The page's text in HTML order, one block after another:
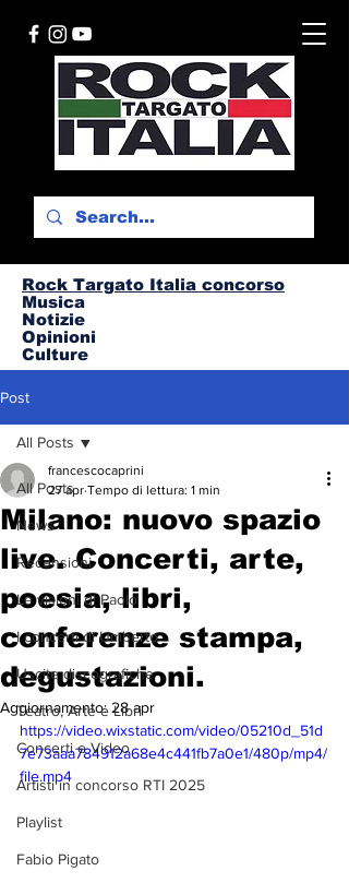
Rock Targato Italia concorso
Musica
Notizie
Opinioni
Culture
Post
All Posts
News
Recensioni
Le visioni di Paolo
I concerti di Umberto
Uscite discografiche
Teatro, Arte e Libri
Concerti e Video
Artisti in concorso RTI 2025
Playlist
Fabio Pigato
All Posts
Milano: nuovo spazio
live. Concerti, arte,
poesia, libri,
conferenze stampa,
degustazioni.
francescocaprini
27 apr Tempo di lettura: 1 min
Aggiornamento: 28 apr
https://video.wixstatic.com/video/05210d_51d
7e73aaa784912a68e4c441fb7a0e1/480p/mp4/
file.mp4